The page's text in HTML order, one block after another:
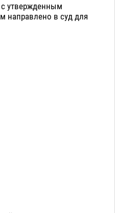
утвержденным
направлено в суд для